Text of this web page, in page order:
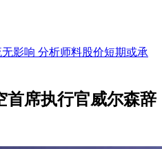
影响 分析师料股价短期或承
首席执行官威尔森辞